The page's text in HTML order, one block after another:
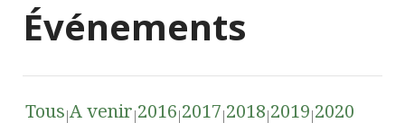
Événements
Tous A venir 2016 2017 2018 2019 2020